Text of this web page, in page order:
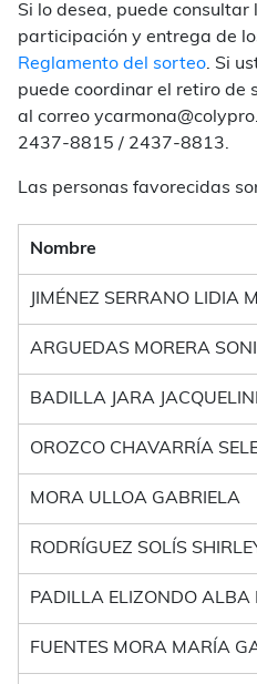
Si lo desea, puede consultar
participación y entrega de
Reglamento del sorteo. Si
puede coordinar el retiro de
al correo
2437-8815 / 2437-8813.
Las personas favorecidas
Nombre
JIMÉNEZ SERRANO LIDIA
ARGUEDAS MORERA
BADILLA JARA
OROZCO CHAVARRÍA
MORA ULLOA GABRIELA
RODRÍGUEZ SOLÍS
PADILLA ELIZONDO ALBA
FUENTES MORA MARÍA